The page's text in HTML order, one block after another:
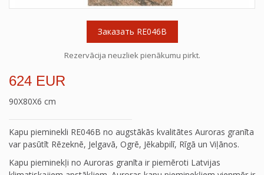
Заказать RE046B
Rezervācija neuzliek pienākumu pirkt.
624 EUR
90X80X6 cm
Kapu pieminekli RE046B no augstākās kvalitātes Auroras granīta
var pasūtīt Rēzeknē, Jelgavā, Ogrē, Jēkabpilī, Rīgā un Viļānos.
Kapu pieminekļi no Auroras granīta ir piemēroti Latvijas